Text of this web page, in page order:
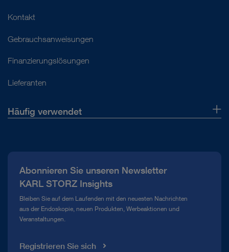
Kontakt
Gebrauchsanweisungen
Finanzierungslösungen
Lieferanten
Häufig verwendet
Compliance Hotline
Mediathek
Abonnieren Sie unseren Newsletter
KARL STORZ Insights
Bleiben Sie auf dem Laufenden mit den neuesten Nachrichten
aus der Endoskopie, neuen Produkten, Werbeaktionen und
Veranstaltungen.
Registrieren Sie sich